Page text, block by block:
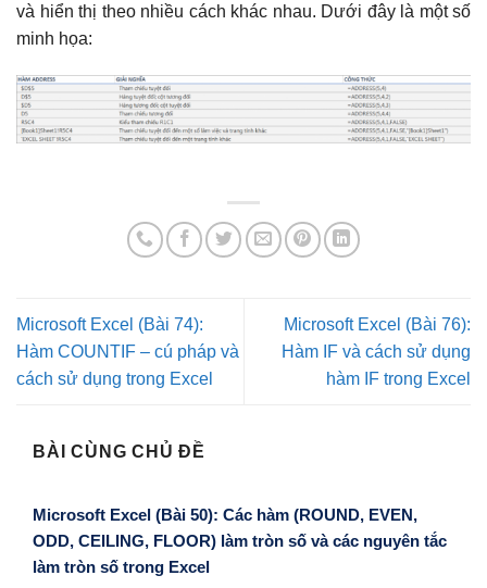
và hiển thị theo nhiều cách khác nhau. Dưới đây là một số
minh họa:
Microsoft Excel (Bài 74):
Hàm COUNTIF – cú pháp và
cách sử dụng trong Excel
Microsoft Excel (Bài 76):
Hàm IF và cách sử dụng
hàm IF trong Excel
BÀI CÙNG CHỦ ĐỀ
Microsoft Excel (Bài 50): Các hàm (ROUND, EVEN,
ODD, CEILING, FLOOR) làm tròn số và các nguyên tắc
làm tròn số trong Excel